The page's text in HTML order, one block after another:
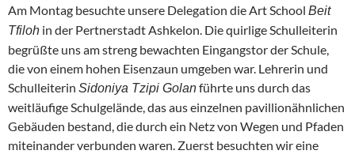
Am Montag besuchte unsere Delegation die Art School Beit
Tfiloh in der Pertnerstadt Ashkelon. Die quirlige Schulleiterin
begrüßte uns am streng bewachten Eingangstor der Schule,
die von einem hohen Eisenzaun umgeben war. Lehrerin und
Schulleiterin Sidoniya Tzipi Golanführte uns durch das
weitläufige Schulgelände, das aus einzelnen pavillionähnlichen
Gebäuden bestand, die durch ein Netz von Wegen und Pfaden
miteinander verbunden waren. Zuerst besuchten wir eine